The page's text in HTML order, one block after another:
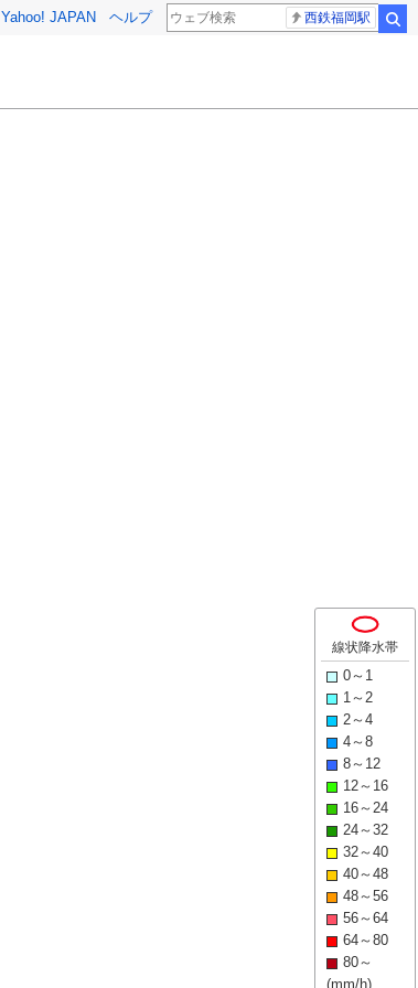
Yahoo! JAPAN ヘルプ 西鉄福岡駅
線状降水帯
0～1
1～2
2～4
4～8
8～12
12～16
16～24
24～32
32～40
40～48
48～56
56～64
64～80
80～
(mm/h)